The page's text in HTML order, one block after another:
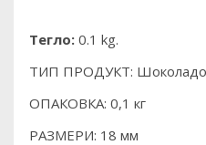
Тегло: 0.1 kg.
ТИП ПРОДУКТ:
ОПАКОВКА: 0,1 кг
РАЗМЕРИ: 18 мм